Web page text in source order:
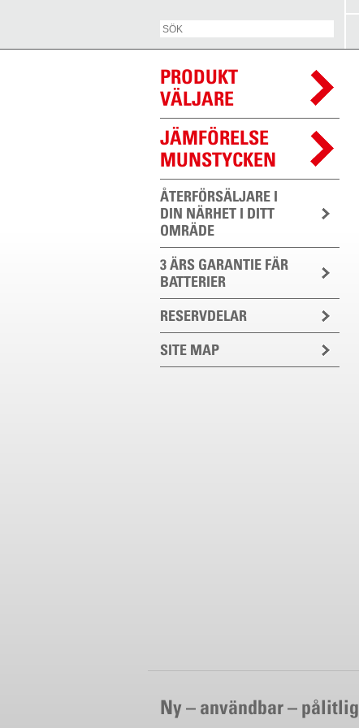
PRODUKT
VÄLJARE
JÄMFÖRELSE
MUNSTYCKEN
ÅTERFÖRSÄLJARE I
DIN NÄRHET I DITT
OMRÄDE
3 ÄRS GARANTIE FÄR
BATTERIER
RESERVDELAR
SITE MAP
Ny – användbar – pålitlig